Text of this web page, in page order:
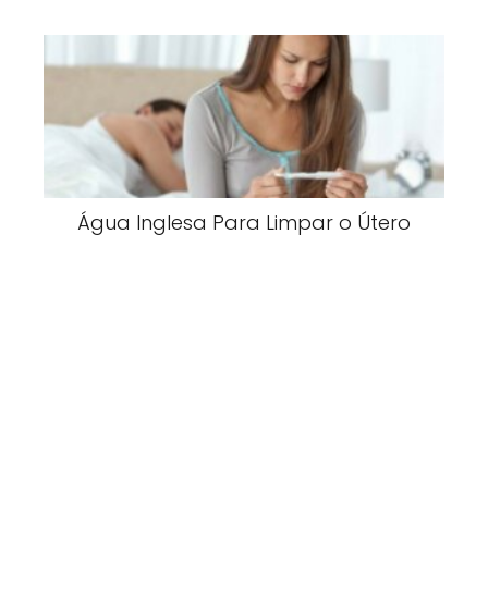
Água Inglesa Para Limpar o Útero